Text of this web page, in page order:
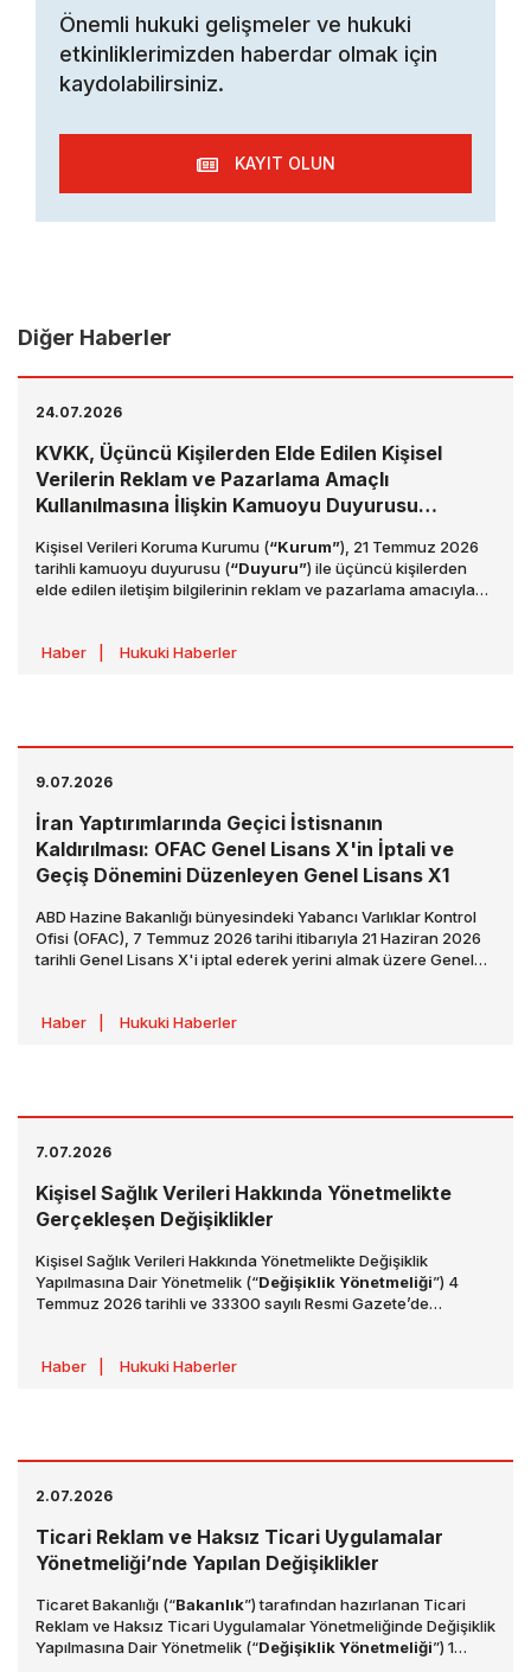
Önemli hukuki gelişmeler ve hukuki
etkinliklerimizden haberdar olmak için
kaydolabilirsiniz.
KAYIT OLUN
Diğer Haberler
24.07.2026
KVKK, Üçüncü Kişilerden Elde Edilen Kişisel
Verilerin Reklam ve Pazarlama Amaçlı
Kullanılmasına İlişkin Kamuoyu Duyurusu
Kişisel Verileri Koruma Kurumu (“Kurum”), 21 Temmuz 2026
tarihli kamuoyu duyurusu (“Duyuru”) ile üçüncü kişilerden
elde edilen iletişim bilgilerinin reklam ve pazarlama amacıyla
ve hak ihlallerinin önlenmesi amacıyla önemli hususlara dikkat
Haber Hukuki Haberler
9.07.2026
İran Yaptırımlarında Geçici İstisnanın
Kaldırılması: OFAC Genel Lisans X'in İptali ve
Geçiş Dönemini Düzenleyen Genel Lisans X1
ABD Hazine Bakanlığı bünyesindeki Yabancı Varlıklar Kontrol
Ofisi (OFAC), 7 Temmuz 2026 tarihi itibarıyla 21 Haziran 2026
tarihli Genel Lisans X'i iptal ederek yerini almak üzere Genel
yönelik yaptırım kapsamındaki işlemlerin
Haber Hukuki Haberler
7.07.2026
Kişisel Sağlık Verileri Hakkında Yönetmelikte
Gerçekleşen Değişiklikler
Kişisel Sağlık Verileri Hakkında Yönetmelikte Değişiklik
Yapılmasına Dair Yönetmelik (“Değişiklik Yönetmeliği”) 4
Temmuz 2026 tarihli ve 33300 sayılı Resmi Gazete’de
kişisel sağlık verilerin düzeltilmesi ve yeniden değerlendirmesi
Haber Hukuki Haberler
2.07.2026
Ticari Reklam ve Haksız Ticari Uygulamalar
Yönetmeliği’nde Yapılan Değişiklikler
Ticaret Bakanlığı (“Bakanlık”) tarafından hazırlanan Ticari
Reklam ve Haksız Ticari Uygulamalar Yönetmeliğinde Değişiklik
Yapılmasına Dair Yönetmelik (“Değişiklik Yönetmeliği”) 1